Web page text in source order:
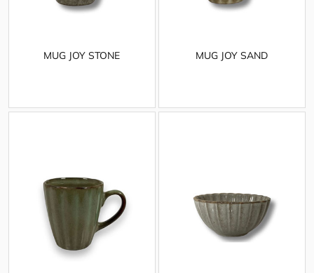
MUG JOY STONE MUG JOY SAND